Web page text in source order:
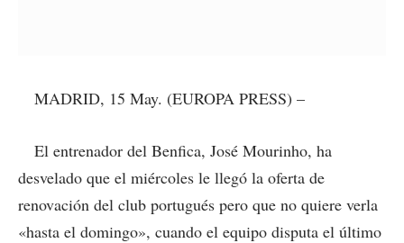
MADRID, 15 May. (EUROPA PRESS) –
El entrenador del Benfica, José Mourinho, ha
desvelado que el miércoles le llegó la oferta de
renovación del club portugués pero que no quiere verla
«hasta el domingo», cuando el equipo disputa el último